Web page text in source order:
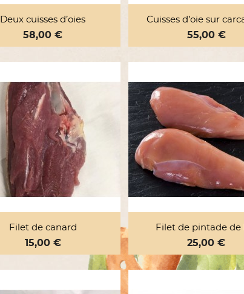
Deux cuisses d’oies
Prix
58,00 €
 Aperçu rapide
Cuisses d’oie sur
Prix
55,00 €
Aperçu
Filet de canard
Prix
15,00 €
Aperçu rapide
Filet de pintade de
Prix
25,00 €
 Aperçu